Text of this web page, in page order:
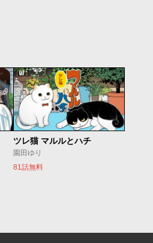
ツレ猫 マルルとハチ
園田ゆり
81話無料